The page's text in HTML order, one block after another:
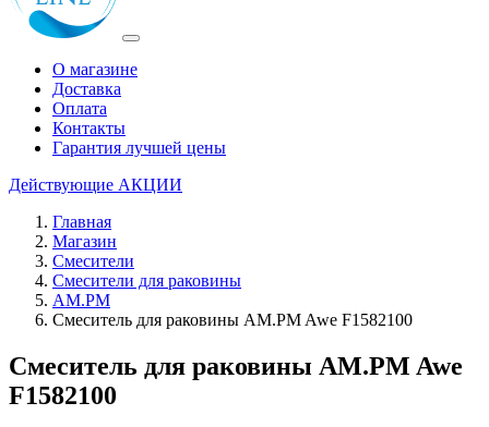
О магазине
Доставка
Оплата
Контакты
Гарантия лучшей цены
Действующие АКЦИИ
Главная
Магазин
Смесители
Смесители для раковины
AM.PM
Смеситель для раковины AM.PM Awe F1582100
Смеситель для раковины AM.PM Awe
F1582100